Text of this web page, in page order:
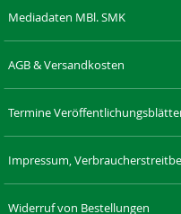
Mediadaten MBl. SMK
AGB & Versandkosten
Termine
Impressum,
Widerruf von Bestellungen